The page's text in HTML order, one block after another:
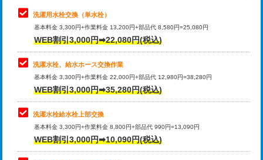
給水管工事※（ライニング鋼管・銅
管・ポリ管・HT管使用/3ｍ超え)
排水管工事（土の掘削・埋め戻し作
業）
排水管工事（排水管工事/3ｍまで） 55,000円
排水管工事（追加 排水管工事/3ｍ超
え）
マス交換（土の掘削・埋め戻し作業）
理・調整・分解・加工など（中作業）
止水・漏水調査・防水処理・清掃・修
理・調整・分解・加工など（重作業）
33,000円
キッチンタンク脱着
その他部品の脱着
交換・取付（タンク）
交換・取付(単水栓（壁付・デッキ
式）)
洗濯用水栓交換（単水栓）
基本料金 3,300円+作業料金 13,200円+部品代 8,580円=25,080円
WEB割引3,000円➡22,080円(税込)
洗濯水栓、給水ホース交換作業
基本料金 3,300円+作業料金 22,000円+部品代 12,980円=38,280円
WEB割引3,000円➡35,280円(税込)
洗濯水栓給水栓上部交換
基本料金 3,300円+作業料金 8,800円+部品代 990円=13,090円
WEB割引3,000円➡10,090円(税込)